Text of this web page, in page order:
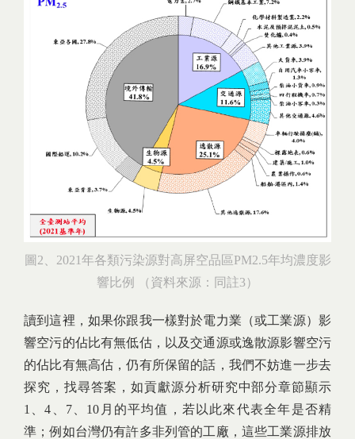
圖2、2021年各類污染源對高屏空品區PM2.5年均濃度影
響比例 （資料來源：同註3）
讀到這裡，如果你跟我一樣對於電力業（或工業源）影
響空污的佔比有無低估，以及交通源或逸散源影響空污
的佔比有無高估，仍有所保留的話，我們不妨進一步去
探究，找尋答案，如貢獻源分析研究中部分章節顯示
1、4、7、10月的平均值，若以此來代表全年是否精
準；例如台灣仍有許多非列管的工廠，這些工業源排放